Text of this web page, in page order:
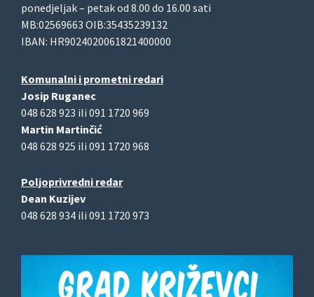
ponedjeljak – petak od 8.00 do 16.00 sati
MB:02569663 OIB:35435239132
IBAN: HR9024020061821400000
Komunalni i prometni redari
Josip Ruganec
048 628 923 ili 091 1720 969
Martin Martinčić
048 628 925 ili 091 1720 968
Poljoprivredni redar
Dean Kuzijev
048 628 934 ili 091 1720 973